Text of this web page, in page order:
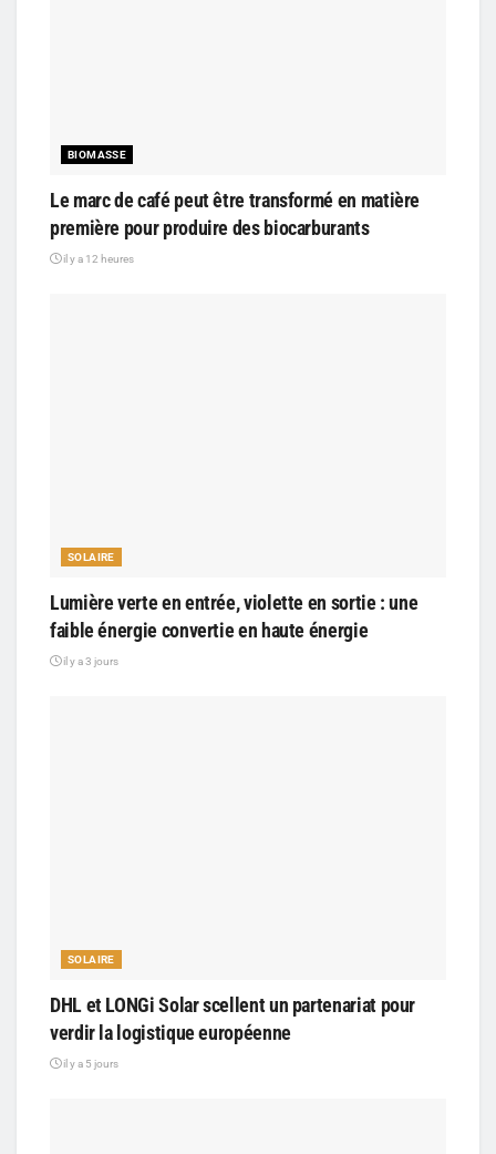
BIOMASSE
Le marc de café peut être transformé en matière
première pour produire des biocarburants
il y a 12 heures
SOLAIRE
Lumière verte en entrée, violette en sortie : une
faible énergie convertie en haute énergie
il y a 3 jours
SOLAIRE
DHL et LONGi Solar scellent un partenariat pour
verdir la logistique européenne
il y a 5 jours